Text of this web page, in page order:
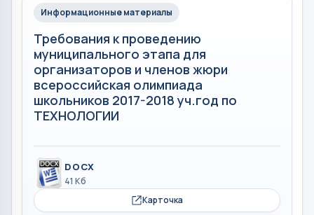
Информационные материалы
Требования к проведению
муниципального этапа для
организаторов и членов жюри
всероссийская олимпиада
школьников 2017-2018 уч.год по
ТЕХНОЛОГИИ
DOCX
41 Кб
Карточка